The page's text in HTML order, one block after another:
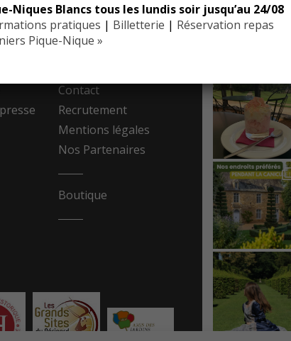
Contact
Recrutement
Mentions légales
Nos Partenaires
Boutique
Niques Blancs tous les lundis soir jusqu’au 24/08
pratiques | Billetterie | Réservation repas
Pique-Nique »